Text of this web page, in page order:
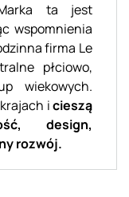
ta jest
wspomnienia
firma Le
płciowo,
wiekowych.
icieszą
design,
rozwój.